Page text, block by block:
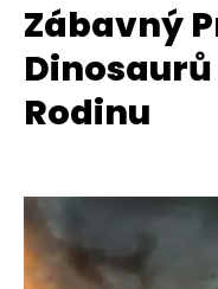
Zábavný
Dinosaurů
Rodinu